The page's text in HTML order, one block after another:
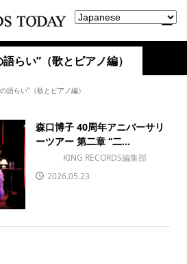
らい”（歌とピアノ編）
語らい”（歌とピアノ編）
森口博子 40周年アニバーサリ
ーツアー 第二章 “二...
KING RECORDS編集部
2026.05.23